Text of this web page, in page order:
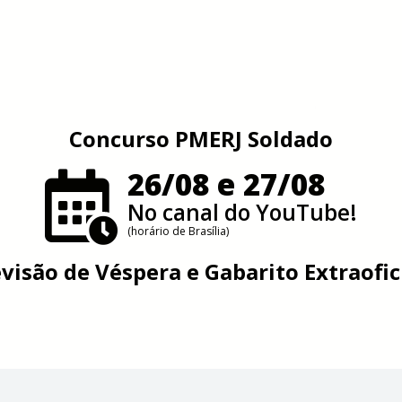
Concurso PMERJ Soldado
26/08 e 27/08
No canal do YouTube!
(horário de Brasília)
de Véspera e Gabarito